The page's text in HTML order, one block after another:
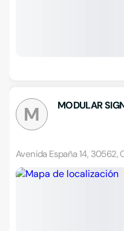
M MODULAR
Avenida España 14, 30562,